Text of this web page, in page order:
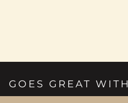
GOES GREAT WITH